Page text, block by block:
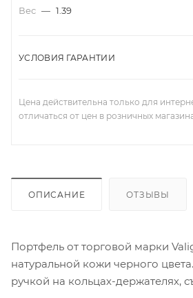
Вес — 1.39
УСЛОВИЯ ГАРАНТИИ
Цена действительна только для
отличаться от цен в розничных
ОПИСАНИЕ ОТЗЫВЫ
Портфель от торговой марки
натуральной кожи черного
ручкой на кольцах-держателях,